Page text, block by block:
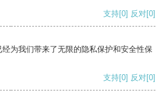
支持[0] 反对[0]
为我们带来了无限的隐私保护和安全性保
支持[0] 反对[0]